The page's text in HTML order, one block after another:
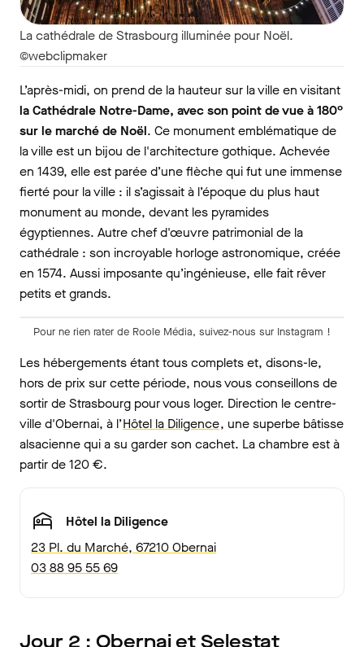
La cathédrale de Strasbourg illuminée pour Noël.
©webclipmaker
L’après-midi, on prend de la hauteur sur la ville en visitant
la Cathédrale Notre-Dame, avec son point de vue à 180°
sur le marché de Noël. Ce monument emblématique de
la ville est un bijou de l'architecture gothique. Achevée
en 1439, elle est parée d’une flèche qui fut une immense
fierté pour la ville : il s’agissait à l’époque du plus haut
monument au monde, devant les pyramides
égyptiennes. Autre chef d'œuvre patrimonial de la
cathédrale : son incroyable horloge astronomique, créée
en 1574. Aussi imposante qu’ingénieuse, elle fait rêver
petits et grands.
Pour ne rien rater de Roole Média, suivez-nous sur Instagram !
Les hébergements étant tous complets et, disons-le,
hors de prix sur cette période, nous vous conseillons de
sortir de Strasbourg pour vous loger. Direction le centre-
ville d'Obernai, à l’Hôtel la Diligence, une superbe bâtisse
alsacienne qui a su garder son cachet. La chambre est à
partir de 120 €.
Hôtel la Diligence
23 Pl. du Marché, 67210 Obernai
03 88 95 55 69
Jour 2 : Obernai et Selestat